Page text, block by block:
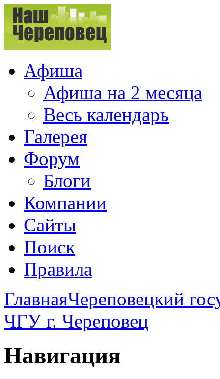
Афиша
Афиша на 2 месяца
Весь календарь
Галерея
Форум
Блоги
Компании
Сайты
Поиск
Правила
ГлавнаяЧереповецкий
ЧГУ г. Череповец
Навигация